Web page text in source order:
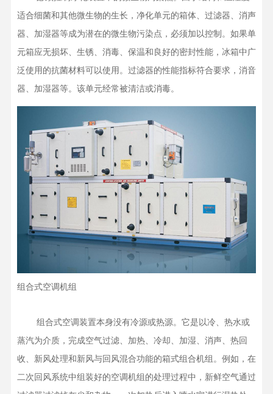
适合细菌和其他微生物的生长，净化单元的箱体、过滤器、消声
器、加湿器等成为潜在的微生物污染点，必须加以控制。如果单
元箱应无损坏、生锈、消毒、保温和良好的密封性能，冰箱中广
泛使用的抗菌材料可以使用。过滤器的性能指标符合要求，消音
器、加湿器等。该单元经常被清洁或消毒。
组合式空调机组
蒸汽为介质，完成空气过滤、加热、冷却、加湿、消声、热回
收、新风处理和新风与回风混合功能的箱式组合机组。例如，在
二次回风系统中组装好的空调机组的处理过程中，新鲜空气通过